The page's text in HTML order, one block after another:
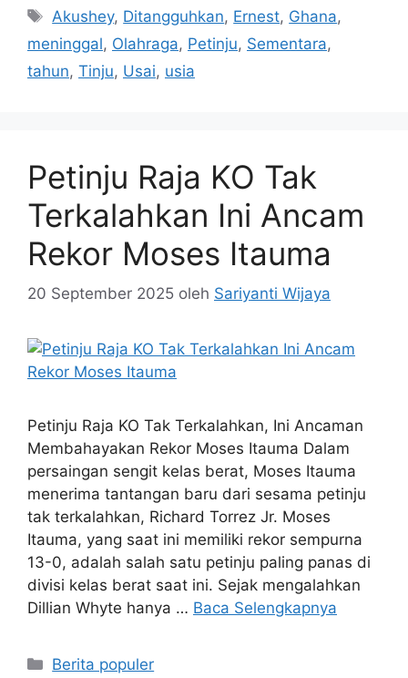
Tag
Akushey, Ditangguhkan, Ernest, Ghana,
meninggal, Olahraga, Petinju, Sementara,
tahun, Tinju, Usai, usia
Petinju Raja KO Tak
Terkalahkan Ini Ancam
Rekor Moses Itauma
20 September 2025 oleh Sariyanti Wijaya
Petinju Raja KO Tak Terkalahkan, Ini Ancaman
Membahayakan Rekor Moses Itauma Dalam
persaingan sengit kelas berat, Moses Itauma
menerima tantangan baru dari sesama petinju
tak terkalahkan, Richard Torrez Jr. Moses
Itauma, yang saat ini memiliki rekor sempurna
13-0, adalah salah satu petinju paling panas di
divisi kelas berat saat ini. Sejak mengalahkan
Dillian Whyte hanya … Baca Selengkapnya
Kategori
Berita populer